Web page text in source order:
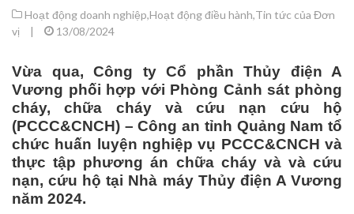
Hoạt động doanh nghiệp,Hoạt động điều hành,Tin tức của Đơn
vị
| 13/08/2024
Vừa qua, Công ty Cổ phần Thủy điện A
Vương phối hợp với Phòng Cảnh sát phòng
cháy, chữa cháy và cứu nạn cứu hộ
(PCCC&CNCH) – Công an tỉnh Quảng Nam tổ
chức huấn luyện nghiệp vụ PCCC&CNCH và
thực tập phương án chữa cháy và và cứu
nạn, cứu hộ tại Nhà máy Thủy điện A Vương
năm 2024.